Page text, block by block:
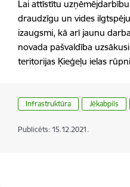
Lai attīstītu
draudzīgu un vides
izaugsmi, kā arī jaunu
novada pašvaldība
teritorijas Ķieģeļu ielas
Infrastruktūra Jēkabpils
Publicēts: 15.12.2021.